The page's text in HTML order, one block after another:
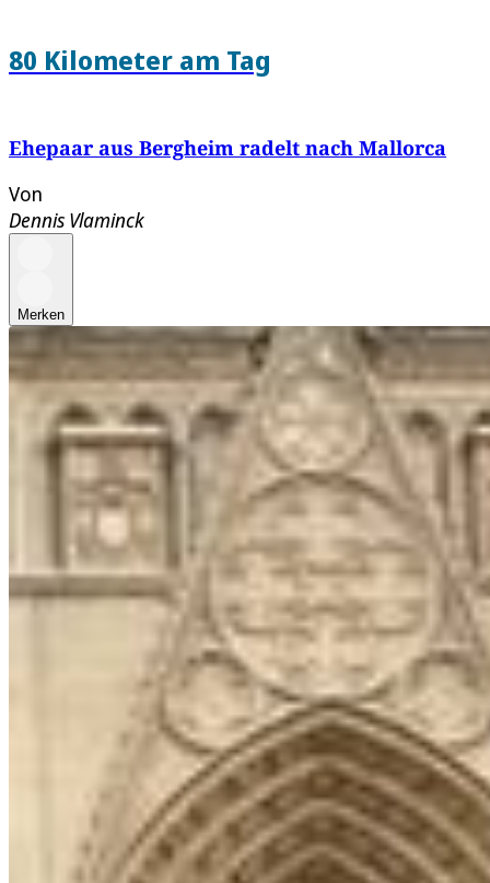
80 Kilometer am Tag
Ehepaar aus Bergheim radelt nach Mallorca
Von
Dennis Vlaminck
Merken